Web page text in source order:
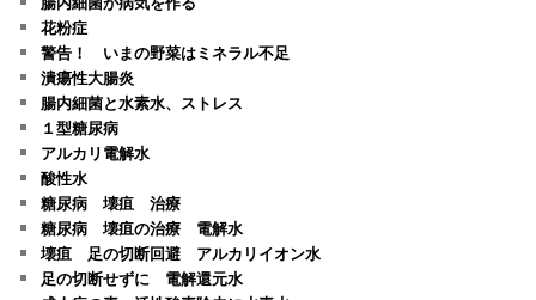
花粉症
警告！ いまの野菜はミネラル不足
潰瘍性大腸炎
腸内細菌と水素水、ストレス
１型糖尿病
アルカリ電解水
酸性水
糖尿病 壊疽 治療
糖尿病 壊疽の治療 電解水
壊疽 足の切断回避 アルカリイオン水
足の切断せずに 電解還元水